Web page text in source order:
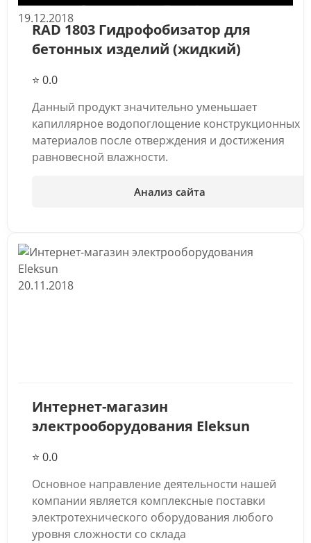
19.12.2018
RAD 1803 Гидрофобизатор для
бетонных изделий (жидкий)
⭐ 0.0
Данный продукт значительно уменьшает
капиллярное водопоглощение конструкционных
материалов после отверждения и достижения
равновесной влажности.
Анализ сайта
20.11.2018
Интернет-магазин
электрооборудования Eleksun
⭐ 0.0
Основное направление деятельности нашей
компании является комплексные поставки
электротехнического оборудования любого
уровня сложности со склада